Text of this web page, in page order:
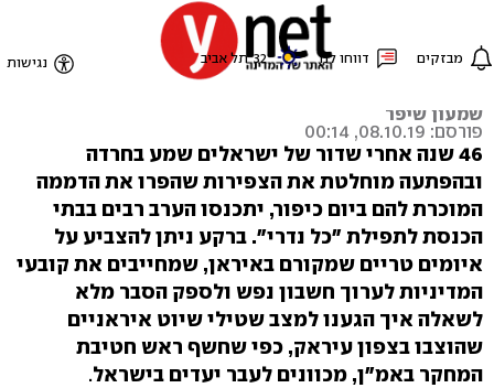
סכין בגבנו
None
שמעון שיפר
פורסם: 08.10.19, 00:14
46 שנה אחרי שדור של ישראלים שמע בחרדה
ובהפתעה מוחלטת את הצפירות שהפרו את הדממה
המוכרת להם ביום כיפור, יתכנסו הערב רבים בבתי
הכנסת לתפילת "כל נדרי". ברקע ניתן להצביע על
איומים טריים שמקורם באיראן, שמחייבים את קובעי
המדיניות לערוך חשבון נפש ולספק הסבר מלא
לשאלה איך הגענו למצב שטילי שיוט איראניים
שהוצבו בצפון עיראק, כפי שחשף ראש חטיבת
המחקר באמ"ן, מכוונים לעבר יעדים בישראל.